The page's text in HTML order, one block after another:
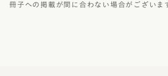
冊子への掲載が間に合わない場合がございま